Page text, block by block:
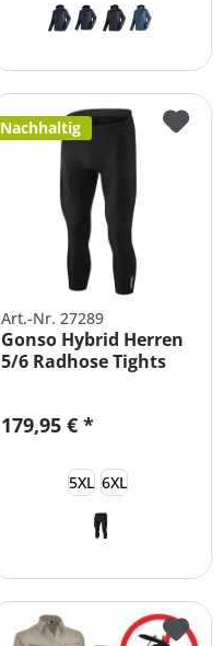
Nachhaltig
Art.-Nr. 27289
Gonso Hybrid Herren
5/6 Radhose Tights
179,95 € *
5XL 6XL